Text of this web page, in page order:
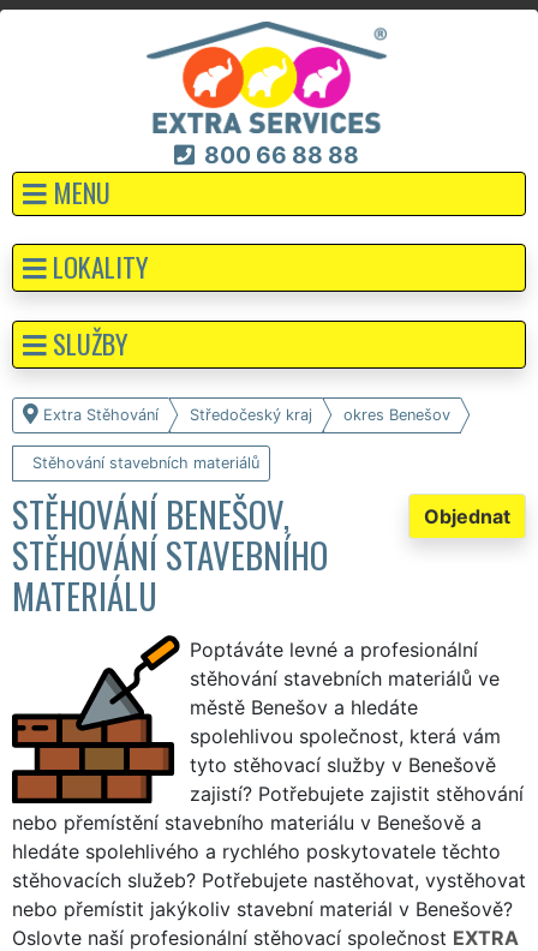
800 66 88 88
MENU
Extra Stěhování Středočeský kraj okres Benešov
Stěhování stavebních materiálů
Objednat
STĚHOVÁNÍ BENEŠOV,
STĚHOVÁNÍ STAVEBNÍHO
MATERIÁLU
Poptáváte levné a profesionální
stěhování stavebních materiálů ve
městě Benešov a hledáte
spolehlivou společnost, která vám
tyto stěhovací služby v Benešově
zajistí? Potřebujete zajistit stěhování
nebo přemístění stavebního materiálu v Benešově a
hledáte spolehlivého a rychlého poskytovatele těchto
stěhovacích služeb? Potřebujete nastěhovat, vystěhovat
nebo přemístit jakýkoliv stavební materiál v Benešově?
Oslovte naší profesionální stěhovací společnost EXTRA
LOKALITY
SLUŽBY